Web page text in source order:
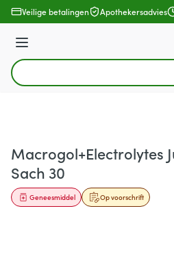
Ga naar de inhoud
Veilige betalingen Apothekersadvies
Menu
Product, merk, categorie...
Macrogol+Electrolytes
Sach 30
Op voorschrift
Geneesmiddel